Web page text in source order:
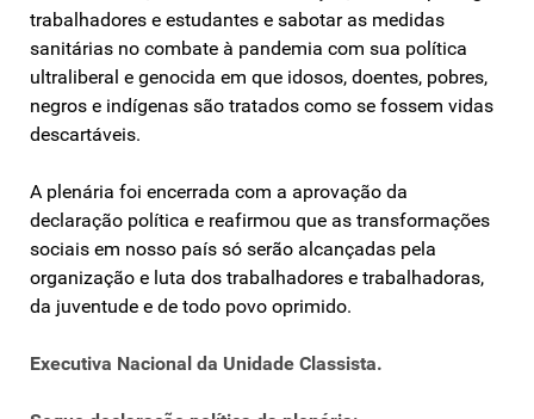
trabalhadores e estudantes e sabotar as medidas
sanitárias no combate à pandemia com sua política
ultraliberal e genocida em que idosos, doentes, pobres,
negros e indígenas são tratados como se fossem vidas
descartáveis.
A plenária foi encerrada com a aprovação da
declaração política e reafirmou que as transformações
sociais em nosso país só serão alcançadas pela
organização e luta dos trabalhadores e trabalhadoras,
da juventude e de todo povo oprimido.
Executiva Nacional da Unidade Classista.